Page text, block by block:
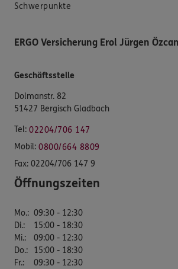
Schwerpunkte
ERGO Versicherung Erol Jürgen Özcan
Geschäftsstelle
Dolmanstr. 82
51427 Bergisch Gladbach
Tel: 02204/706 147
Mobil: 0800/664 8809
Fax: 02204/706 147 9
Öffnungszeiten
Mo.: 09:30 - 12:30
Di.:
15:00 - 18:30
Mi.:
09:00 - 12:30
Do.:
15:00 - 18:30
Fr.:
09:30 - 12:30